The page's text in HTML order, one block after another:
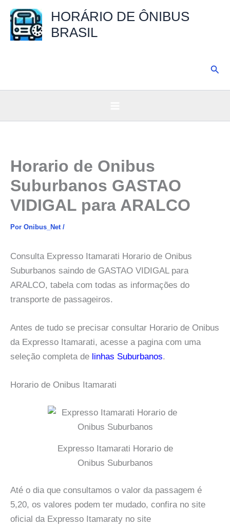
para
HORÁRIO DE ÔNIBUS
BRASIL
Horario de Onibus
Suburbanos GASTAO
VIDIGAL para ARALCO
Por Onibus_Net /
Consulta Expresso Itamarati Horario de Onibus
Suburbanos saindo de GASTAO VIDIGAL para
ARALCO, tabela com todas as informações do
transporte de passageiros.
Antes de tudo se precisar consultar Horario de Onibus
da Expresso Itamarati, acesse a pagina com uma
seleção completa de linhas Suburbanos.
Horario de Onibus Itamarati
Expresso Itamarati Horario de
Onibus Suburbanos
Até o dia que consultamos o valor da passagem é
5,20, os valores podem ter mudado, confira no site
oficial da Expresso Itamaraty no site